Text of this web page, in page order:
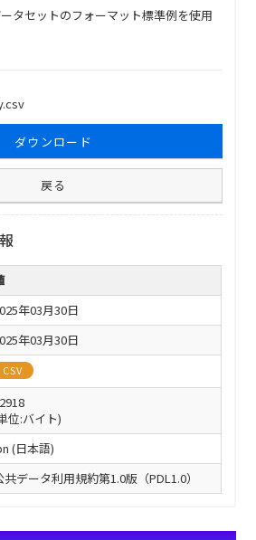
タセットのフォーマット標準例を使用
ダウンロード
戻る
年03月30日
年03月30日
CSV
位:バイト)
(日本語)
共データ利用規約第1.0版（PDL1.0）